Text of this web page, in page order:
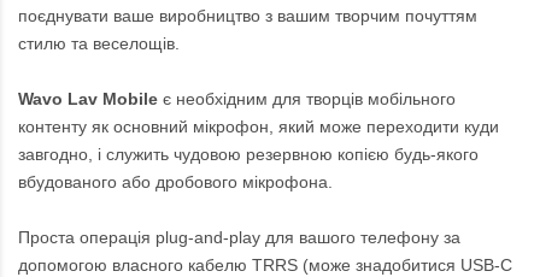
поєднувати ваше виробництво з вашим творчим почуттям
стилю та веселощів.
Wavo Lav Mobile є необхідним для творців мобільного
контенту як основний мікрофон, який може переходити куди
завгодно, і служить чудовою резервною копією будь-якого
вбудованого або дробового мікрофона.
Проста операція plug-and-play для вашого телефону за
допомогою власного кабелю TRRS (може знадобитися USB-C